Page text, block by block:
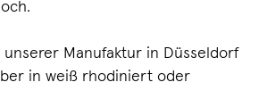
Manufaktur in Düsseldorf
in weiß rhodiniert oder